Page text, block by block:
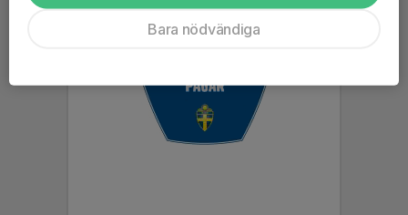
Bara nödvändiga